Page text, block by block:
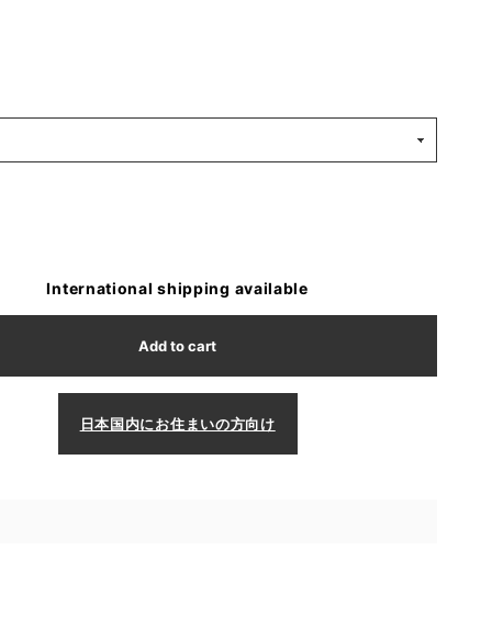
International shipping available
Add to cart
日本国内にお住まいの方向け